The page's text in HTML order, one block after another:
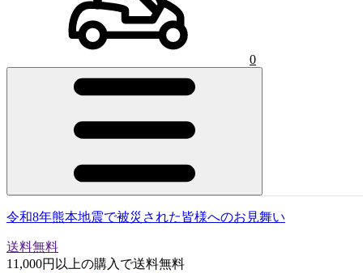
0
令和8年熊本地震で被災された皆様へのお見舞い
送料無料
11,000円以上の購入で送料無料